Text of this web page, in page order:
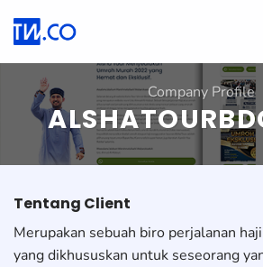
Company Profile
Tentang Client
Merupakan sebuah biro perjalanan
yang dikhususkan untuk seseorang